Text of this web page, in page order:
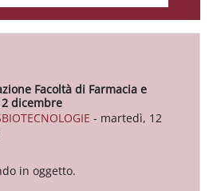
Facoltà di Farmacia e
dicembre
- martedì, 12
in oggetto.